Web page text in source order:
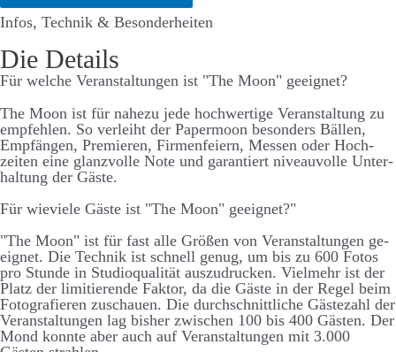
Infos, Technik & Besonderheiten
Die Details
Für welche Ver­an­stalt­ungen ist "The Moon" ge­eignet?
The Moon ist für nahe­zu jede hoch­­wert­ige Ver­­an­­stalt­­ung zu
emp­­fehlen. So ver­­leiht der Paper­­moon be­­sonders Bällen,
Emp­fängen, Premieren, Firmen­­feiern, Messen oder Hoch­­
zeiten eine glanz­volle Note und garant­iert niveau­­volle Unter­­
halt­­ung der Gäste.
Für wie­viele Gäste ist "The Moon" ge­eignet?"
"The Moon" ist für fast alle Größen von Ver­­an­­stalt­­ungen ge­­
eignet. Die Technik ist schnell genug, um bis zu 600 Fotos
pro Stunde in Studio­­qualität aus­­zu­­drucken. Viel­­mehr ist der
Platz der limitierende Faktor, da die Gäste in der Regel beim
Foto­­grafieren zu­schauen. Die durch­­schnitt­­liche Gäste­­zahl der
Ver­­an­­stalt­­ungen lag bis­her zwischen 100 bis 400 Gästen. Der
Mond konnte aber auch auf Ver­­an­stalt­­ungen mit 3.000